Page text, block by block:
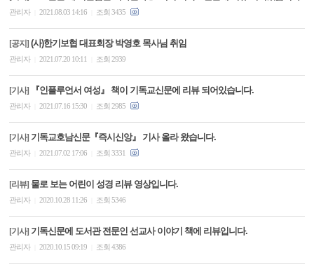
관리자 2021.08.03 14:16 조회 3435
[공지] (사)한기보협 대표회장 박영호 목사님 취임
관리자 2021.07.20 10:11 조회 2939
[기사] 『인플루언서 여성』 책이 기독교신문에 리뷰 되어있습니다.
관리자 2021.07.16 15:30 조회 2985
[기사] 기독교호남신문『즉시신앙』 기사 올라 왔습니다.
관리자 2021.07.02 17:06 조회 3331
[리뷰] 물로 보는 어린이 성경 리뷰 영상입니다.
관리자 2020.10.28 11:26 조회 5346
[기사] 기독신문에 도서관 전문인 선교사 이야기 책에 리뷰입니다.
관리자 2020.10.15 09:19 조회 4386